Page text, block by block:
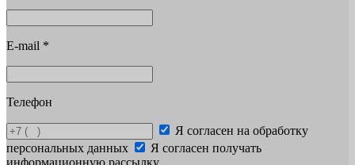
E-mail *
Телефон
Я согласен на обработку
персональных данных
Я согласен получать